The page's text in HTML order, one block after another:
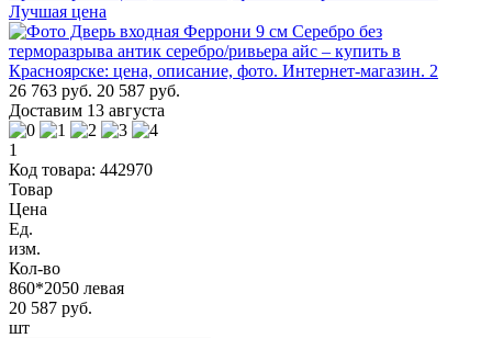
Лучшая цена
26 763 руб. 20 587 руб.
Доставим 13 августа
1
Код товара: 442970
Товар
Цена
Ед.
изм.
Кол-во
860*2050 левая
20 587 руб.
шт